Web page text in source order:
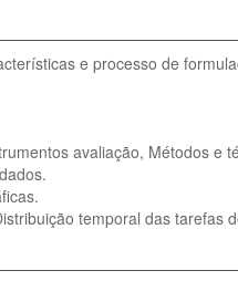
e processo de
avaliação, Métodos e
temporal das tarefas